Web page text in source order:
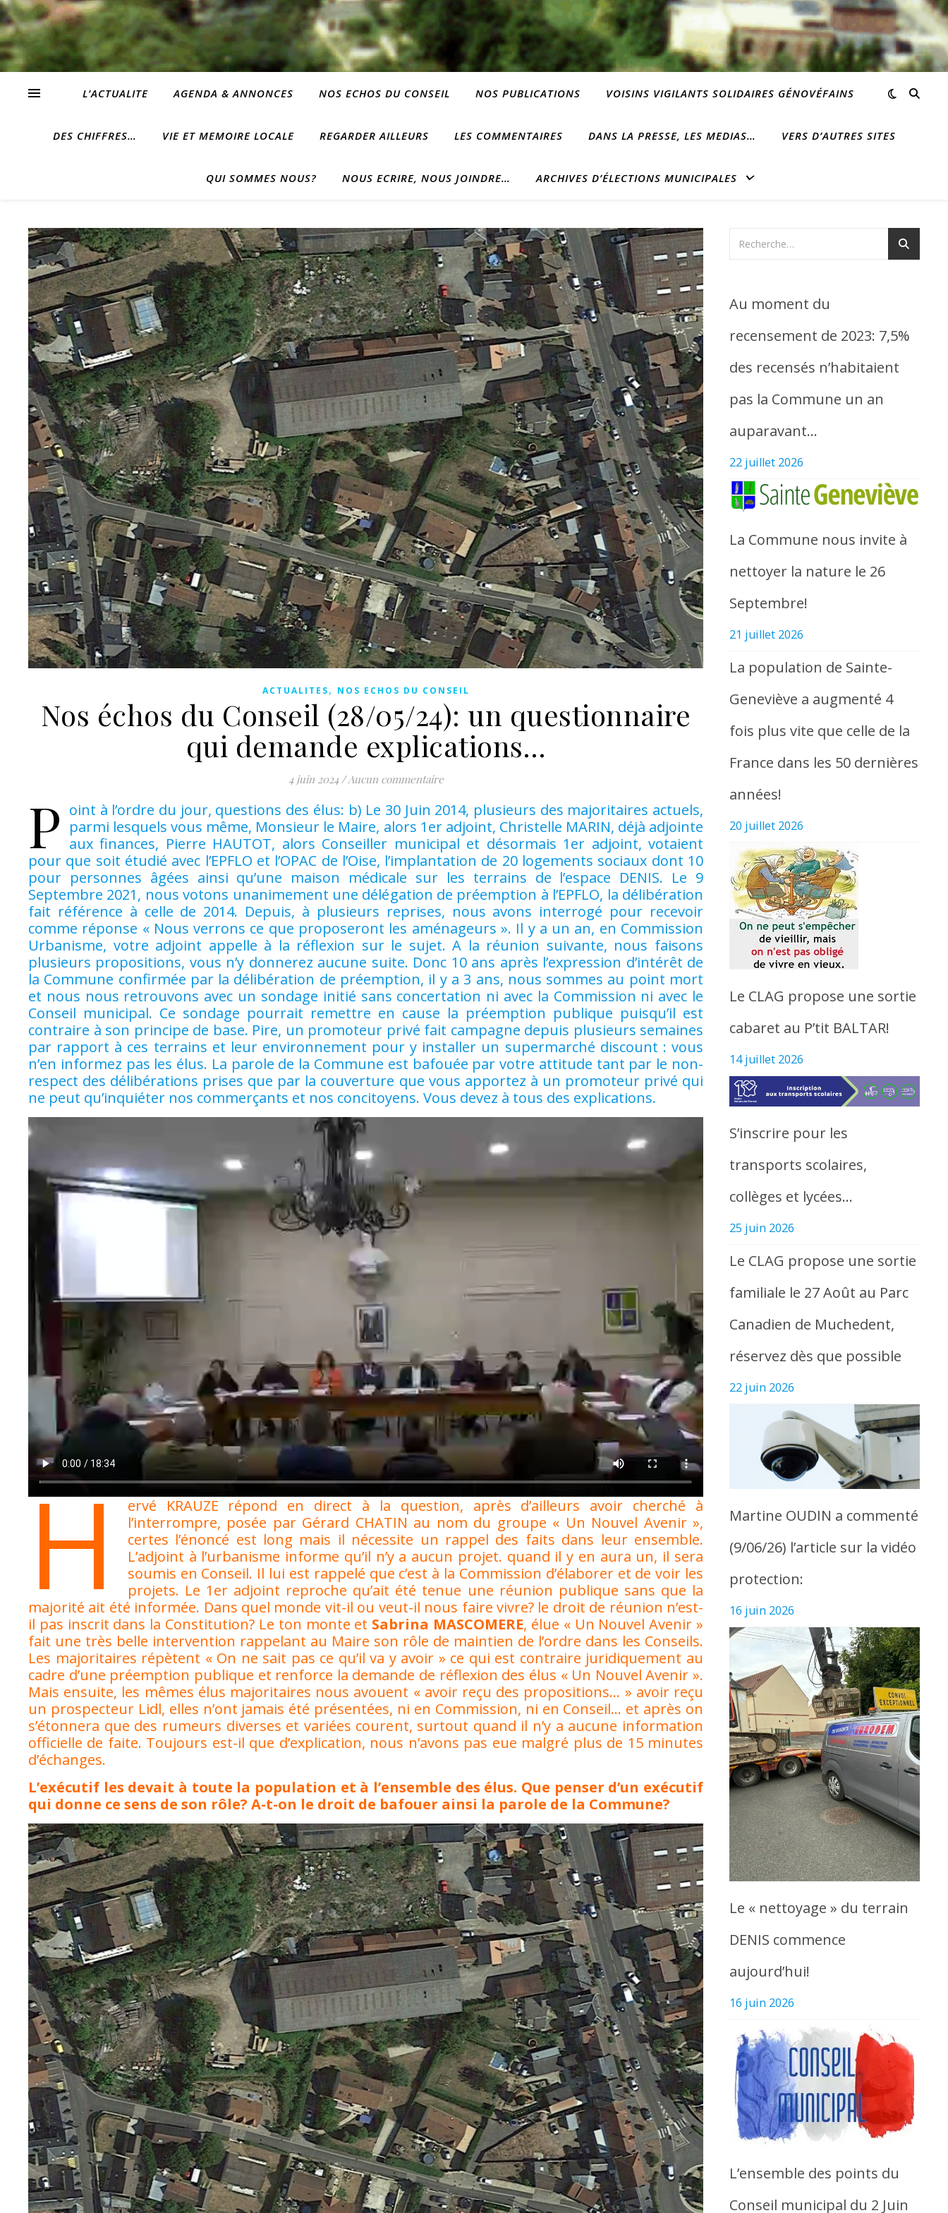
L’ACTUALITE AGENDA & ANNONCES NOS ECHOS DU CONSEIL NOS PUBLICATIONS VOISINS VIGILANTS SOLIDAIRES GÉNOVÉFAINS
DES CHIFFRES… VIE ET MEMOIRE LOCALE REGARDER AILLEURS LES COMMENTAIRES DANS LA PRESSE, LES MEDIAS… VERS D’AUTRES SITES
QUI SOMMES NOUS? NOUS ECRIRE, NOUS JOINDRE… ARCHIVES D’ÉLECTIONS MUNICIPALES
ACTUALITES, NOS ECHOS DU CONSEIL
Nos échos du Conseil (28/05/24): un questionnaire
qui demande explications…
4 juin 2024 /Aucun commentaire
P oint à l’ordre du jour, questions des élus: b) Le 30 Juin 2014, plusieurs des majoritaires actuels,
parmi lesquels vous même, Monsieur le Maire, alors 1er adjoint, Christelle MARIN, déjà adjointe
aux finances, Pierre HAUTOT, alors Conseiller municipal et désormais 1er adjoint, votaient
pour que soit étudié avec l’EPFLO et l’OPAC de l’Oise, l’implantation de 20 logements sociaux dont 10
pour personnes âgées ainsi qu’une maison médicale sur les terrains de l’espace DENIS. Le 9
Septembre 2021, nous votons unanimement une délégation de préemption à l’EPFLO, la délibération
fait référence à celle de 2014. Depuis, à plusieurs reprises, nous avons interrogé pour recevoir
comme réponse « Nous verrons ce que proposeront les aménageurs ». Il y a un an, en Commission
Urbanisme, votre adjoint appelle à la réflexion sur le sujet. A la réunion suivante, nous faisons
plusieurs propositions, vous n’y donnerez aucune suite. Donc 10 ans après l’expression d’intérêt de
la Commune confirmée par la délibération de préemption, il y a 3 ans, nous sommes au point mort
et nous nous retrouvons avec un sondage initié sans concertation ni avec la Commission ni avec le
Conseil municipal. Ce sondage pourrait remettre en cause la préemption publique puisqu’il est
contraire à son principe de base. Pire, un promoteur privé fait campagne depuis plusieurs semaines
par rapport à ces terrains et leur environnement pour y installer un supermarché discount : vous
n’en informez pas les élus. La parole de la Commune est bafouée par votre attitude tant par le non-
respect des délibérations prises que par la couverture que vous apportez à un promoteur privé qui
ne peut qu’inquiéter nos commerçants et nos concitoyens. Vous devez à tous des explications.
H
ervé KRAUZE répond en direct à la question, après d’ailleurs avoir cherché à
l’interrompre, posée par Gérard CHATIN au nom du groupe « Un Nouvel Avenir »,
certes l’énoncé est long mais il nécessite un rappel des faits dans leur ensemble.
L’adjoint à l’urbanisme informe qu’il n’y a aucun projet. quand il y en aura un, il sera
soumis en Conseil. Il lui est rappelé que c’est à la Commission d’élaborer et de voir les
projets. Le 1er adjoint reproche qu’ait été tenue une réunion publique sans que la
majorité ait été informée. Dans quel monde vit-il ou veut-il nous faire vivre? le droit de réunion n’est-
il pas inscrit dans la Constitution? Le ton monte et Sabrina MASCOMERE, élue « Un Nouvel Avenir »
fait une très belle intervention rappelant au Maire son rôle de maintien de l’ordre dans les Conseils.
Les majoritaires répètent « On ne sait pas ce qu’il va y avoir » ce qui est contraire juridiquement au
cadre d’une préemption publique et renforce la demande de réflexion des élus « Un Nouvel Avenir ».
Mais ensuite, les mêmes élus majoritaires nous avouent « avoir reçu des propositions… » avoir reçu
un prospecteur Lidl, elles n’ont jamais été présentées, ni en Commission, ni en Conseil… et après on
s’étonnera que des rumeurs diverses et variées courent, surtout quand il n’y a aucune information
officielle de faite. Toujours est-il que d’explication, nous n’avons pas eue malgré plus de 15 minutes
d’échanges.
L’exécutif les devait à toute la population et à l’ensemble des élus. Que penser d’un exécutif
qui donne ce sens de son rôle? A-t-on le droit de bafouer ainsi la parole de la Commune?
Au moment du
recensement de 2023: 7,5%
des recensés n’habitaient
pas la Commune un an
auparavant…
22 juillet 2026
La Commune nous invite à
nettoyer la nature le 26
Septembre!
21 juillet 2026
La population de Sainte-
Geneviève a augmenté 4
fois plus vite que celle de la
France dans les 50 dernières
années!
20 juillet 2026
Le CLAG propose une sortie
cabaret au P’tit BALTAR!
14 juillet 2026
S’inscrire pour les
transports scolaires,
collèges et lycées…
25 juin 2026
Le CLAG propose une sortie
familiale le 27 Août au Parc
Canadien de Muchedent,
réservez dès que possible
22 juin 2026
Martine OUDIN a commenté
(9/06/26) l’article sur la vidéo
protection:
16 juin 2026
Le « nettoyage » du terrain
DENIS commence
aujourd’hui!
16 juin 2026
L’ensemble des points du
Conseil municipal du 2 Juin